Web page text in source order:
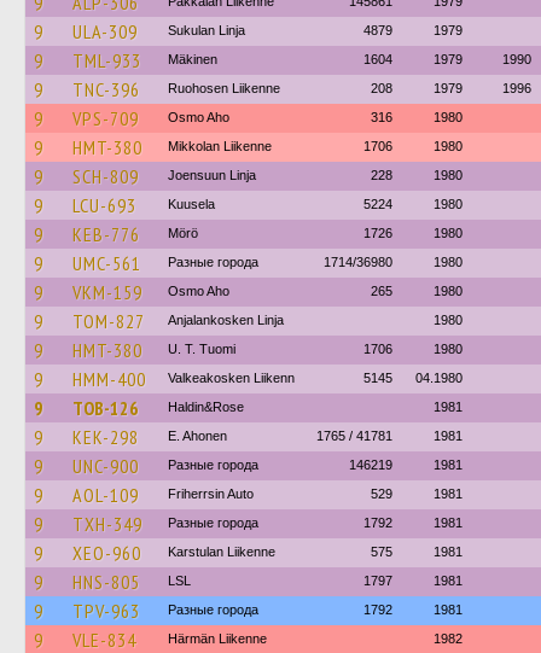
9 ULA-309 Sukulan Linja 4879 1979
9 TML-933 Mäkinen 1604 1979 1990
9 TNC-396 Ruohosen Liikenne 208 1979 1996
9 VPS-709 Osmo Aho 316 1980
9 HMT-380 Mikkolan Liikenne 1706 1980
9 SCH-809 Joensuun Linja 228 1980
9 LCU-693 Kuusela 5224 1980
9 KEB-776 Mörö 1726 1980
9 UMC-561 Разные города 1714/36980 1980
9 VKM-159 Osmo Aho 265 1980
9 TOM-827 Anjalankosken Linja 1980
9 HMT-380 U. T. Tuomi 1706 1980
9 HMM-400 Valkeakosken Liikenn 5145 04.1980
9 TOB-126 Haldin&Rose 1981
9 KEK-298 E. Ahonen 1765 / 41781 1981
9 UNC-900 Разные города 146219 1981
9 AOL-109 Friherrsin Auto 529 1981
9 TXH-349 Разные города 1792 1981
9 XEO-960 Karstulan Liikenne 575 1981
9 HNS-805 LSL 1797 1981
9 TPV-963 Разные города 1792 1981
9 VLE-834 Härmän Liikenne 1982